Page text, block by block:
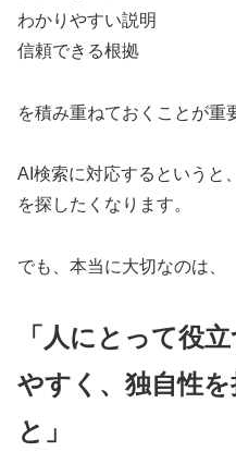
わかりやすい説明
信頼できる根拠
を積み重ねておくことが重
AI検索に対応するというと
を探したくなります。
でも、本当に大切なのは、
「人にとって役
やすく、独自性
と」